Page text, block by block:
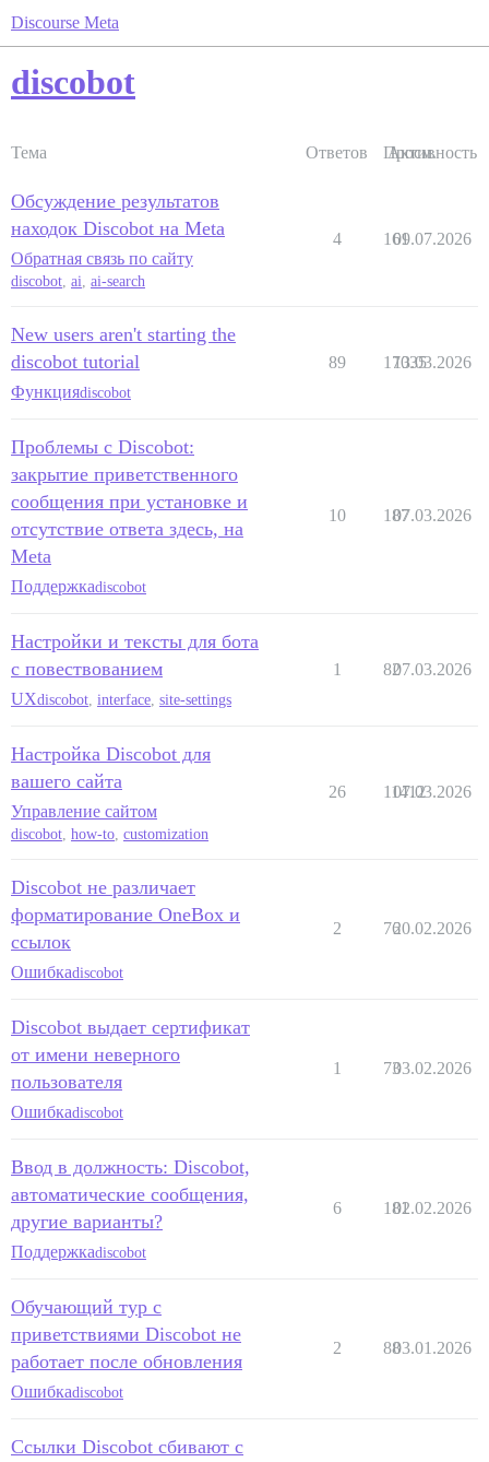
Discourse Meta
discobot
Тема Ответов Просм.
Активность
Обсуждение результатов
находок Discobot на Meta
Обратная связь по сайту
discobot, ai, ai-search
4 161
09.07.2026
New users aren't starting the
discobot tutorial
Функцияdiscobot
89 17035
13.03.2026
Проблемы с Discobot:
закрытие приветственного
сообщения при установке и
отсутствие ответа здесь, на
Meta
Поддержкаdiscobot
10 187
07.03.2026
Настройки и тексты для бота
с повествованием
UXdiscobot interface site-settings
1 8207.03.2026
Настройка Discobot для
вашего сайта
Управление сайтом
discobot, how-to, customization
26 11412
07.03.2026
Discobot не различает
форматирование OneBox и
ссылок
Ошибкаdiscobot
2 7620.02.2026
Discobot выдает сертификат
от имени неверного
пользователя
Ошибкаdiscobot
1 7303.02.2026
Ввод в должность: Discobot,
автоматические сообщения,
другие варианты?
Поддержкаdiscobot
6 181
02.02.2026
Обучающий тур с
приветствиями Discobot не
работает после обновления
Ошибкаdiscobot
2 8803.01.2026
Ссылки Discobot сбивают с